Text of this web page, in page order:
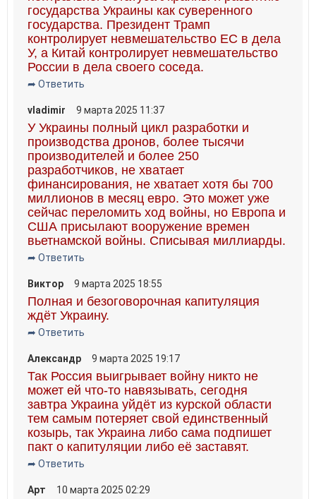
государства Украины как суверенного
государства. Президент Трамп
контролирует невмешательство ЕС в дела
У, а Китай контролирует невмешательство
России в дела своего соседа.
➦ Ответить
vladimir 9 марта 2025 11:37
У Украины полный цикл разработки и
производства дронов, более тысячи
производителей и более 250
разработчиков, не хватает
финансирования, не хватает хотя бы 700
миллионов в месяц евро. Это может уже
сейчас переломить ход войны, но Европа и
США присылают вооружение времен
вьетнамской войны. Списывая миллиарды.
➦ Ответить
Виктор 9 марта 2025 18:55
Полная и безоговорочная капитуляция
ждёт Украину.
➦ Ответить
Александр 9 марта 2025 19:17
Так Россия выигрывает войну никто не
может ей что-то навязывать, сегодня
завтра Украина уйдёт из курской области
тем самым потеряет свой единственный
козырь, так Украина либо сама подпишет
пакт о капитуляции либо её заставят.
➦ Ответить
Арт 10 марта 2025 02:29